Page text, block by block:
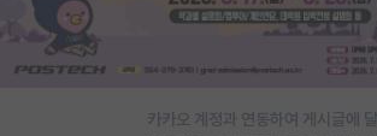
카카오 계정과 연동하여 게시글에